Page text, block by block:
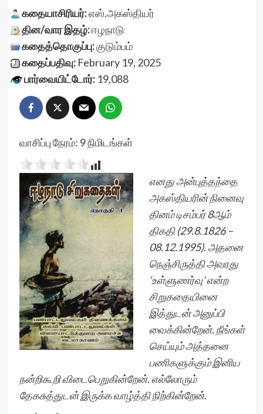
கதையாசிரியர்:எஸ்.அகஸ்தியர்
தின/வார இதழ்:ஈழநாடு
கதைத்தொகுப்பு:குடும்பம்
கதைப்பதிவு:February 19, 2025
பார்வையிட்டோர்:19,088
வாசிப்பு நேரம்: 9நிமிடங்கள்
எனது அன்புத்தந்தை
அகஸ்தியரின் நினைவு
தினம் டிசம்பர் 8ஆம்
திகதி (29.8.1826 –
08.12.1995). அதனை
நெஞ்சிருத்தி அவரது
‘உள்ளுணர்வு’ என்ற
சிறுகதையினை
இத்துடன் அனுப்பி
வைக்கின்றேன். நீங்கள்
செய்யும் அத்தனை
பணிகளுக்கும் இனிய
நன்றிகூறி விடைபெறுகின்றேன். எல்லோரும்
தேகசுத்துடன் இருக்க வாழ்த்தி நிற்கின்றேன்.